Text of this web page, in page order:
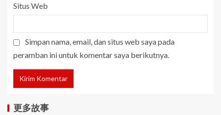
Situs Web
Simpan nama, email, dan situs web saya pada
peramban ini untuk komentar saya berikutnya.
更多故事